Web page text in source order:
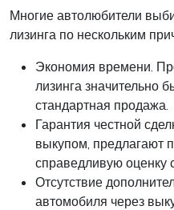
Многие автолюбители
лизинга по нескольким
Экономия времени.
лизинга значительно
стандартная продажа.
Гарантия честной
выкупом, предлагают
справедливую оценку
Отсутствие
автомобиля через